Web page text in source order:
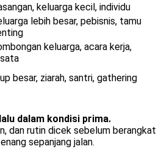
keluarga kecil, individu
lebih besar, pebisnis, tamu
keluarga, acara kerja,
besar, ziarah, santri, gathering
dalam kondisi prima.
dan rutin dicek sebelum berangkat
sepanjang jalan.